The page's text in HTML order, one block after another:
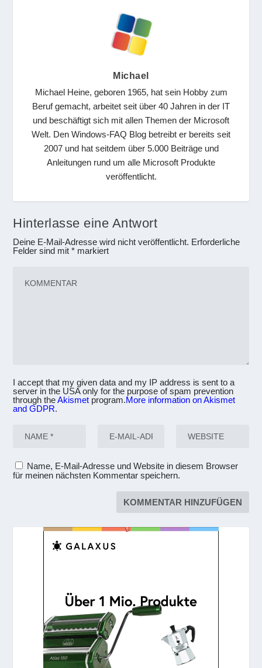
Michael
Michael Heine, geboren 1965, hat sein Hobby zum
Beruf gemacht, arbeitet seit über 40 Jahren in der IT
und beschäftigt sich mit allen Themen der Microsoft
Welt. Den Windows-FAQ Blog betreibt er bereits seit
2007 und hat seitdem über 5.000 Beiträge und
Anleitungen rund um alle Microsoft Produkte
veröffentlicht.
Hinterlasse eine Antwort
Deine E-Mail-Adresse wird nicht veröffentlicht. Erforderliche
Felder sind mit* markiert
I accept that my given data and my IP address is sent to a
server in the USA only for the purpose of spam prevention
through theAkismet program.More information on Akismet
and GDPR.
Name, E-Mail-Adresse und Website in diesem Browser
für meinen nächsten Kommentar speichern.